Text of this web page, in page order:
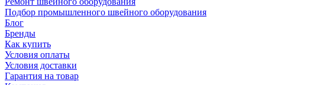
Подбор промышленного швейного оборудования
Блог
Бренды
Как купить
Условия оплаты
Условия доставки
Гарантия на товар